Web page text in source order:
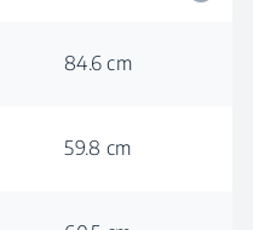
84.6 cm
59.8 cm